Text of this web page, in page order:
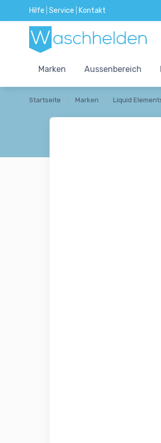
Hilfe Service Kontakt
Marken Aussenbereich
Startseite Marken Liquid